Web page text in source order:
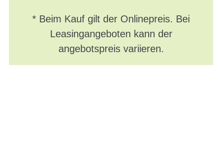
* Beim Kauf gilt der Onlinepreis. Bei
Leasingangeboten kann der
angebotspreis variieren.